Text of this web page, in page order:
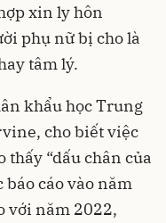
xin ly hôn
phụ nữ bị cho là
tâm lý.
khẩu học Trung
cho biết việc
thấy “dấu chân của
báo cáo vào năm
với năm 2022,